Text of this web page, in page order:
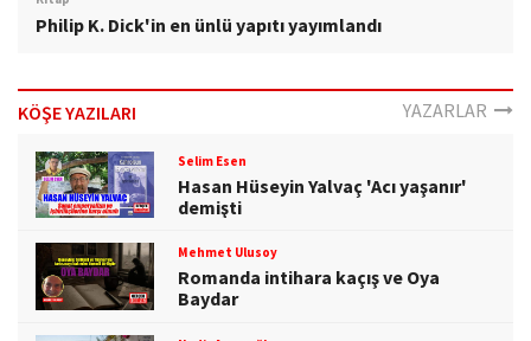
Philip K. Dick'in en ünlü yapıtı yayımlandı
KÖŞE YAZILARI YAZARLAR
Selim Esen
Hasan Hüseyin Yalvaç 'Acı yaşanır'
demişti
Mehmet Ulusoy
Romanda intihara kaçış ve Oya
Baydar